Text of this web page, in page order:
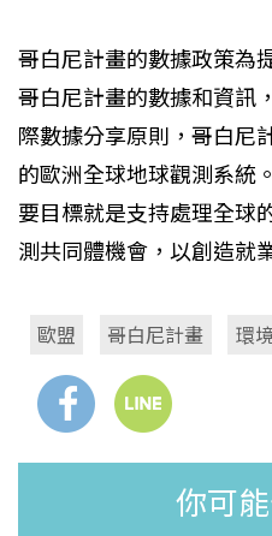
哥白尼計畫的數據政策為
哥白尼計畫的數據和資訊
際數據分享原則，哥白尼
的歐洲全球地球觀測系統
要目標就是支持處理全球
測共同體機會，以創造就
歐盟 哥白尼計畫 環
你可